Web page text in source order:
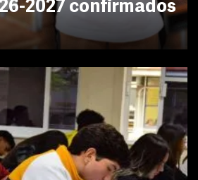
2027 confirmados